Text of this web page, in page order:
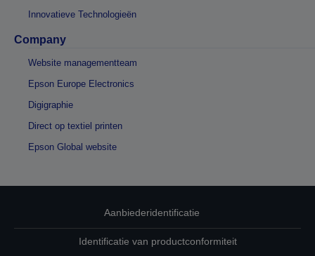
Innovatieve Technologieën
Company
Website managementteam
Epson Europe Electronics
Digigraphie
Direct op textiel printen
Epson Global website
Aanbiederidentificatie
Identificatie van productconformiteit